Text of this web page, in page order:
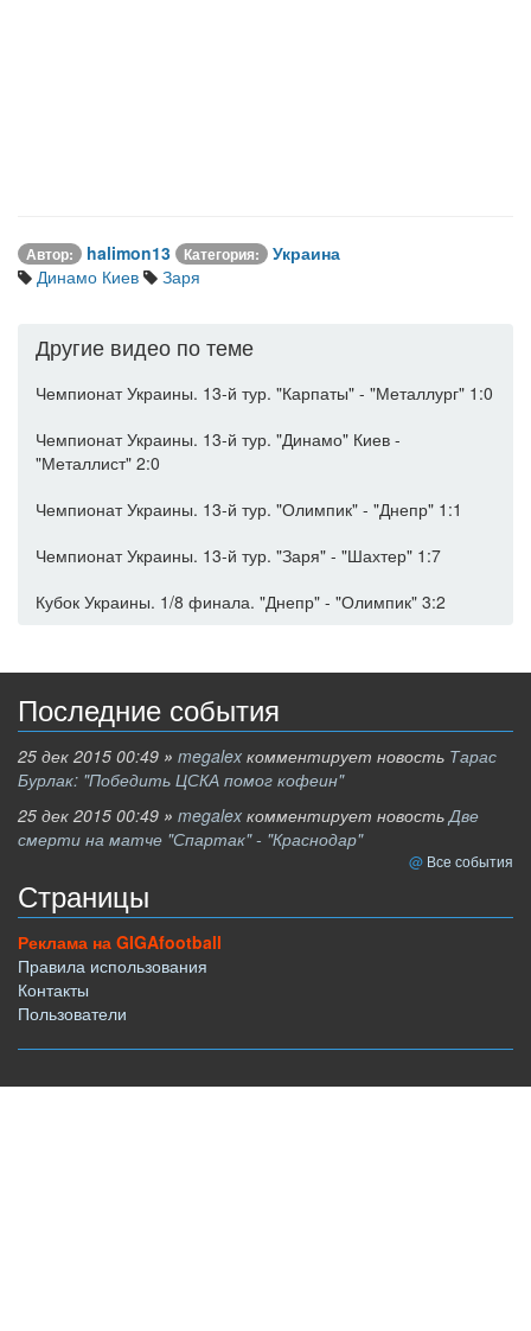
Автор: halimon13 Категория:
Украина
Динамо Киев
Заря
Другие видео по теме
Чемпионат Украины. 13-й тур. "Карпаты" - "Металлург" 1:0
Чемпионат Украины. 13-й тур. "Динамо" Киев -
"Металлист" 2:0
Чемпионат Украины. 13-й тур. "Олимпик" - "Днепр" 1:1
Чемпионат Украины. 13-й тур. "Заря" - "Шахтер" 1:7
Кубок Украины. 1/8 финала. "Днепр" - "Олимпик" 3:2
Последние события
25 дек 2015 00:49 » megalex комментирует новость Тарас
Бурлак: "Победить ЦСКА помог кофеин"
25 дек 2015 00:49 » megalex комментирует новостьДве
смерти на матче "Спартак" - "Краснодар"
Все события
Страницы
Реклама на GIGAfootball
Правила использования
Контакты
Пользователи